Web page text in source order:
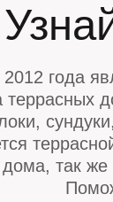
года
так же